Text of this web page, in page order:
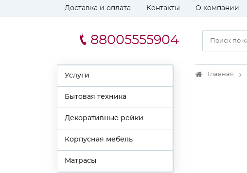
Доставка и оплата Контакты О компании
88005555904
Услуги
Бытовая техника
Декоративные рейки
Корпусная мебель
Матрасы
Главная